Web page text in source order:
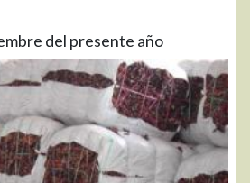
del presente año